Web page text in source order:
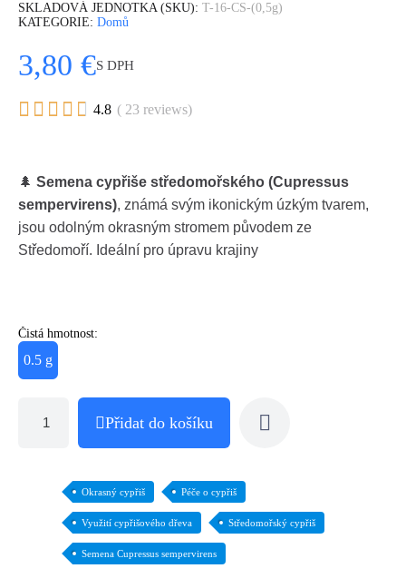
SKLADOVÁ JEDNOTKA (SKU) T-16-CS-(0,5g)
KATEGORIE Domů
3,80 €S DPH
     4.8 ( 23 reviews)
🌲 Semena cypřiše středomořského (Cupressus
sempervirens), známá svým ikonickým úzkým tvarem,
jsou odolným okrasným stromem původem ze
Středomoří. Ideální pro úpravu krajiny
Čistá hmotnost:
0.5 g
Přidat do košíku
Okrasný cypřiš Péče o cypřiš
Využití cypřišového dřeva Středomořský cypřiš
Semena Cupressus sempervirens